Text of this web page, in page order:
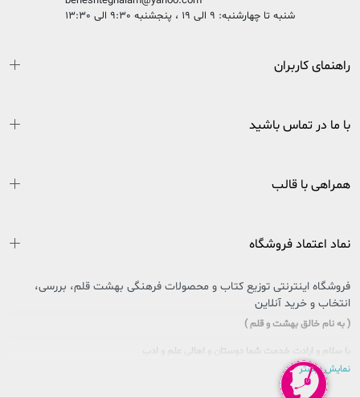
شنبه تا چهارشنبه: 9 الی 19 ، پنجشنبه 9:30 الی 13:30
راهنمای کاربران
با ما در تماس باشید
همراهی با قالب
نماد اعتماد فروشگاه
فروشگاه اینترنتی توزیع کتاب و محصولات فرهنگی بهشت قلم، بررسی،
انتخاب و خرید آنلاین
( به نام خالق بهشت و قلم )
با سلام و ارادت خدمت شما دوستان و اهالی علم و ادب
سایتی را که در پیش روی دارید حاصل تلاش بی وقفه جمعی از جوانان اهل فرهنگ و کتاب
کشور عزیزمان ایران است که در راستای تحقق امر و فرمایشات مقام معظم رهبری در
نمایش بیشتر